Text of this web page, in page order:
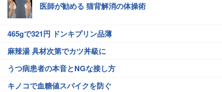
医師が勧める 猫背解消の体操術
465gで321円 ドンキプリン品薄
麻辣湯 具材次第でカツ丼級に
うつ病患者の本音とNGな接し方
キノコで血糖値スパイクを防ぐ